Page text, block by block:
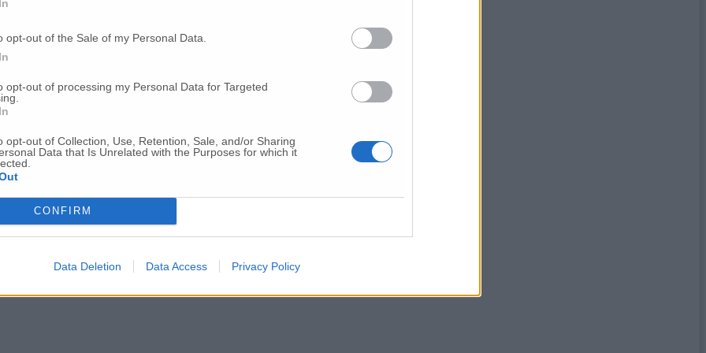
opt-out of the Sale of my Personal Data.
opt-out of processing my Personal Data for Targeted
opt-out of Collection, Use, Retention, Sale, and/or Sharing
Data that Is Unrelated with the Purposes for which it
CONFIRM
Data Deletion Data Access Privacy Policy
702 contagi nell’Anconetano
rapid test alla Grimani Buttari